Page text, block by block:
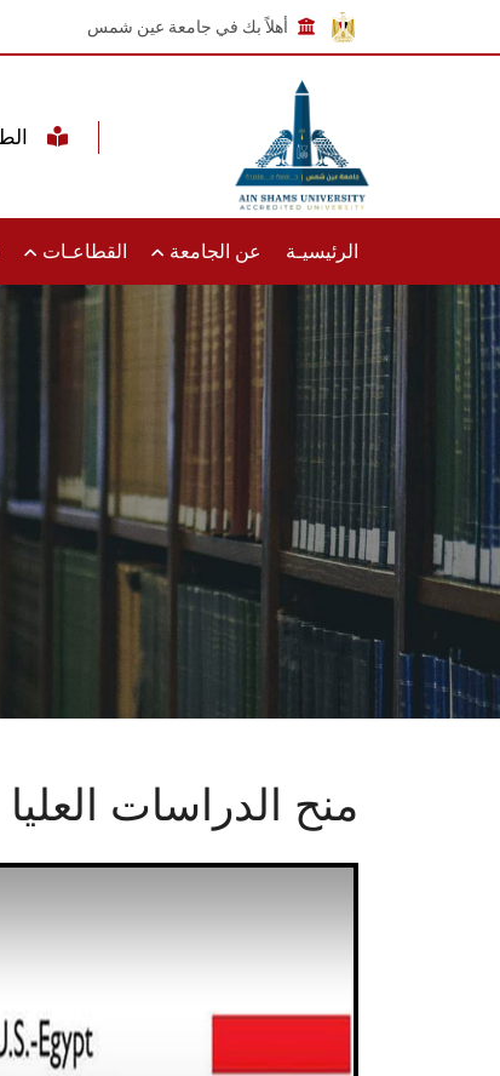
أهلاً بك في جامعة عين شمس
الرئيسيـة عن الجامعة القطاعـات
منح الدراسات العليا